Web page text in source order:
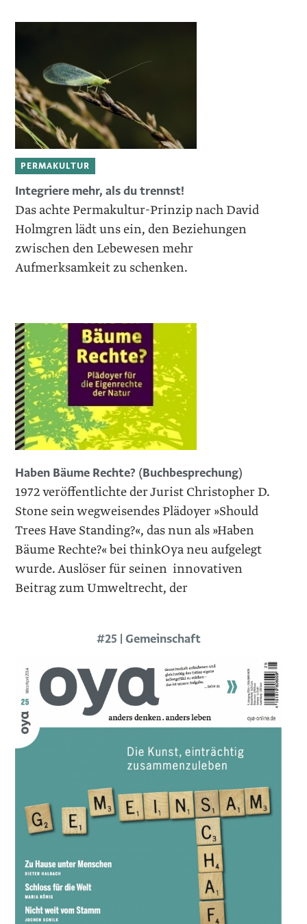
PERMAKULTUR
Integriere mehr, als du trennst!
Das achte Permakultur-Prinzip nach ­David
Holmgren lädt uns ein, den Beziehungen
zwischen den Lebewesen mehr
Aufmerksamkeit zu schenken.
Haben Bäume Rechte? (Buchbesprechung)
1972 veröffentlichte der Jurist Christopher D.
Stone sein wegweisendes Plädoyer »Should
Trees Have Standing?«, das nun als »Haben
Bäume Rechte?« bei ­thinkOya neu aufgelegt
wurde. Auslöser für seinen innovativen
Beitrag zum Umweltrecht, der
#25 | Gemeinschaft